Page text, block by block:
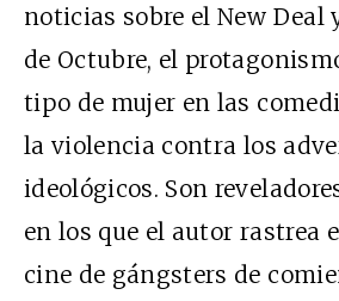
noticias sobre el New Deal
de Octubre, el
tipo de mujer en las
la violencia contra los
ideológicos. Son
en los que el autor rastrea
cine de gángsters de